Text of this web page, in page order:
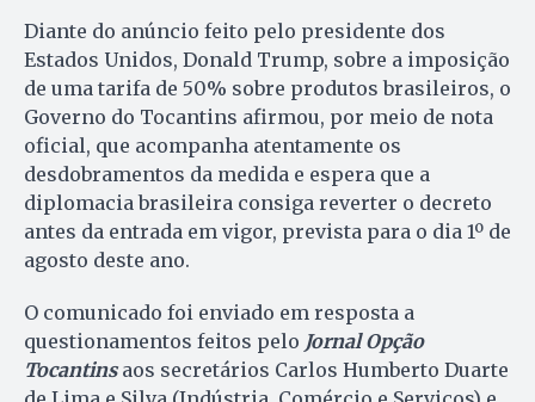
Diante do anúncio feito pelo presidente dos
Estados Unidos, Donald Trump, sobre a imposição
de uma tarifa de 50% sobre produtos brasileiros, o
Governo do Tocantins afirmou, por meio de nota
oficial, que acompanha atentamente os
desdobramentos da medida e espera que a
diplomacia brasileira consiga reverter o decreto
antes da entrada em vigor, prevista para o dia 1º de
agosto deste ano.
O comunicado foi enviado em resposta a
questionamentos feitos pelo Jornal Opção
Tocantinsaos secretários Carlos Humberto Duarte